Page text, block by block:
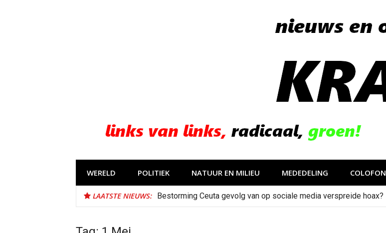
WERELD POLITIEK NATUUR EN MILIEU MEDEDELING COLOFON
LAATSTE NIEUWS: Bestorming Ceuta gevolg van op sociale media verspreide hoax?